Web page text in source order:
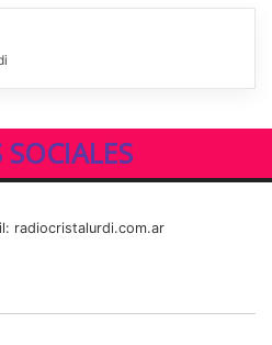
SOCIALES
radiocristalurdi.com.ar